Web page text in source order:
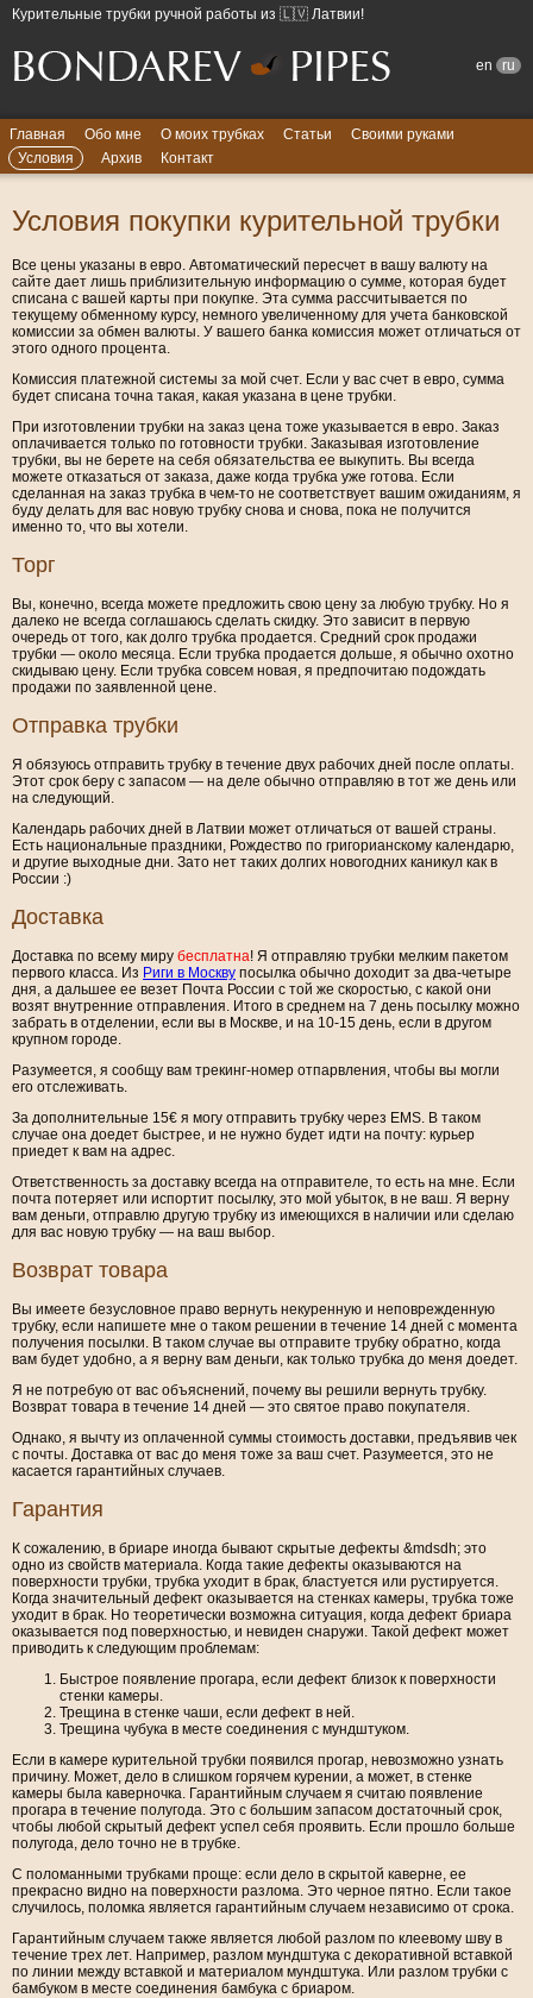
Курительные трубки ручной работы из 🇱🇻 Латвии!
en ru
Главная Обо мне О моих трубках Статьи
Своими руками
Условия
Архив Контакт
Условия покупки курительной трубки
Все цены указаны в евро. Автоматический пересчет в вашу валюту на
сайте дает лишь приблизительную информацию о сумме, которая будет
списана с вашей карты при покупке. Эта сумма рассчитывается по
текущему обменному курсу, немного увеличенному для учета банковской
комиссии за обмен валюты. У вашего банка комиссия может отличаться от
этого одного процента.
Комиссия платежной системы за мой счет. Если у вас счет в евро, сумма
будет списана точна такая, какая указана в цене трубки.
При изготовлении трубки на заказ цена тоже указывается в евро. Заказ
оплачивается только по готовности трубки. Заказывая изготовление
трубки, вы не берете на себя обязательства ее выкупить. Вы всегда
можете отказаться от заказа, даже когда трубка уже готова. Если
сделанная на заказ трубка в чем-то не соответствует вашим ожиданиям, я
буду делать для вас новую трубку снова и снова, пока не получится
именно то, что вы хотели.
Торг
Вы, конечно, всегда можете предложить свою цену за любую трубку. Но я
далеко не всегда соглашаюсь сделать скидку. Это зависит в первую
очередь от того, как долго трубка продается. Средний срок продажи
трубки — около месяца. Если трубка продается дольше, я обычно охотно
скидываю цену. Если трубка совсем новая, я предпочитаю подождать
продажи по заявленной цене.
Отправка трубки
Я обязуюсь отправить трубку в течение двух рабочих дней после оплаты.
Этот срок беру с запасом — на деле обычно отправляю в тот же день или
на следующий.
Календарь рабочих дней в Латвии может отличаться от вашей страны.
Есть национальные праздники, Рождество по григорианскому календарю,
и другие выходные дни. Зато нет таких долгих новогодних каникул как в
России :)
Доставка
Доставка по всему миру бесплатна! Я отправляю трубки мелким пакетом
первого класса. Из Риги в Москву посылка обычно доходит за два-четыре
дня, а дальшее ее везет Почта России с той же скоростью, с какой они
возят внутренние отправления. Итого в среднем на 7 день посылку можно
забрать в отделении, если вы в Москве, и на 10-15 день, если в другом
крупном городе.
Разумеется, я сообщу вам трекинг-номер отпарвления, чтобы вы могли
его отслеживать.
За дополнительные 15€ я могу отправить трубку через EMS. В таком
случае она доедет быстрее, и не нужно будет идти на почту: курьер
приедет к вам на адрес.
Ответственность за доставку всегда на отправителе, то есть на мне. Если
почта потеряет или испортит посылку, это мой убыток, в не ваш. Я верну
вам деньги, отправлю другую трубку из имеющихся в наличии или сделаю
для вас новую трубку — на ваш выбор.
Возврат товара
Вы имеете безусловное право вернуть некуренную и неповрежденную
трубку, если напишете мне о таком решении в течение 14 дней с момента
получения посылки. В таком случае вы отправите трубку обратно, когда
вам будет удобно, а я верну вам деньги, как только трубка до меня доедет.
Я не потребую от вас объяснений, почему вы решили вернуть трубку.
Возврат товара в течение 14 дней — это святое право покупателя.
Однако, я вычту из оплаченной суммы стоимость доставки, предъявив чек
с почты. Доставка от вас до меня тоже за ваш счет. Разумеется, это не
касается гарантийных случаев.
Гарантия
К сожалению, в бриаре иногда бывают скрытые дефекты &mdsdh; это
одно из свойств материала. Когда такие дефекты оказываются на
поверхности трубки, трубка уходит в брак, бластуется или рустируется.
Когда значительный дефект оказывается на стенках камеры, трубка тоже
уходит в брак. Но теоретически возможна ситуация, когда дефект бриара
оказывается под поверхностью, и невиден снаружи. Такой дефект может
приводить к следующим проблемам:
Быстрое появление прогара, если дефект близок к поверхности
стенки камеры.
Трещина в стенке чаши, если дефект в ней.
Трещина чубука в месте соединения с мундштуком.
Если в камере курительной трубки появился прогар, невозможно узнать
причину. Может, дело в слишком горячем курении, а может, в стенке
камеры была каверночка. Гарантийным случаем я считаю появление
прогара в течение полугода. Это с большим запасом достаточный срок,
чтобы любой скрытый дефект успел себя проявить. Если прошло больше
полугода, дело точно не в трубке.
С поломанными трубками проще: если дело в скрытой каверне, ее
прекрасно видно на поверхности разлома. Это черное пятно. Если такое
случилось, поломка является гарантийным случаем независимо от срока.
Гарантийным случаем также является любой разлом по клеевому шву в
течение трех лет. Например, разлом мундштука с декоративной вставкой
по линии между вставкой и материалом мундштука. Или разлом трубки с
бамбуком в месте соединения бамбука с бриаром.